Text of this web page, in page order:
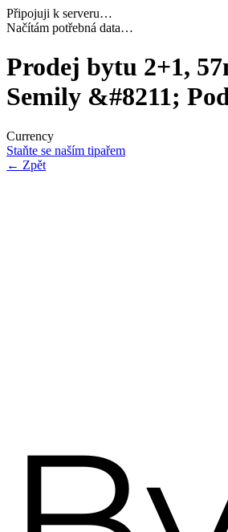
Připojuji k serveru…
Dokončuji inicializaci…
Prodej bytu 2+1,
Semily &#8211;
Currency
Staňte se naším tipařem
← Zpět